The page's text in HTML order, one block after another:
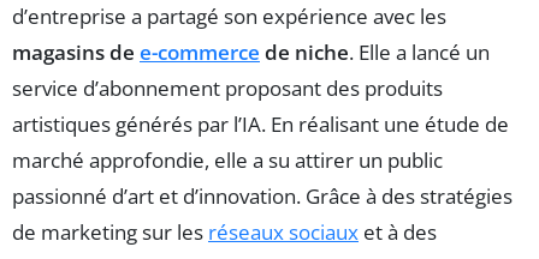
d’entreprise a partagé son expérience avec les
magasins de e-commerce de niche. Elle a lancé un
service d’abonnement proposant des produits
artistiques générés par l’IA. En réalisant une étude de
marché approfondie, elle a su attirer un public
passionné d’art et d’innovation. Grâce à des stratégies
de marketing sur les réseaux sociaux et à des